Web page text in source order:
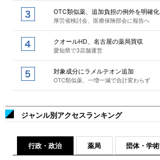
OTC類似薬、追加負担の例外を明確化
厚労省検討会、医療保険部会に報告へ
クオールHD、名古屋の薬局買収
愛知県で3店舗運営
対象成分にラメルテオン追加
OTC類似薬、一増一減で合計変わらず
ジャンル別アクセスランキング
行政・政治 薬局 団体・学術